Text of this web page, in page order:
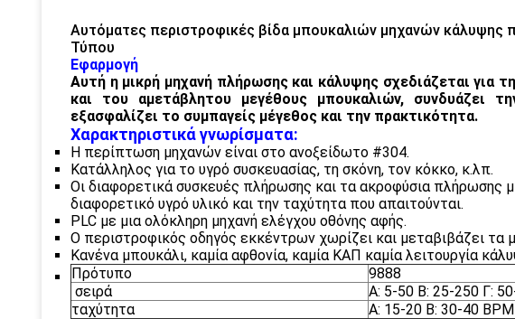
Αυτόματες περιστροφικές βίδα μπουκαλιών μηχανών κάλυψης
Τύπου
Εφαρμογή
Αυτή η μικρή μηχανή πλήρωσης και κάλυψης σχεδιάζεται για
και του αμετάβλητου μεγέθους μπουκαλιών, συνδυάζει
εξασφαλίζει το συμπαγείς μέγεθος και την πρακτικότητα.
Χαρακτηριστικά γνωρίσματα:
Η περίπτωση μηχανών είναι στο ανοξείδωτο #304.
Κατάλληλος για το υγρό συσκευασίας, τη σκόνη, τον κόκκο, κ.λπ.
Οι διαφορετικά συσκευές πλήρωσης και τα ακροφύσια
διαφορετικό υγρό υλικό και την ταχύτητα που απαιτούνται.
PLC με μια ολόκληρη μηχανή ελέγχου οθόνης αφής.
Ο περιστροφικός οδηγός εκκέντρων χωρίζει και μεταβιβάζει τα
Κανένα μπουκάλι, καμία αφθονία, καμία ΚΑΠ καμία λειτουργία
Πρότυπο
9888
σειρά
Α: 5-50 Β: 25-250 Γ:
ταχύτητα
Α: 15-20 Β: 30-40 BPM